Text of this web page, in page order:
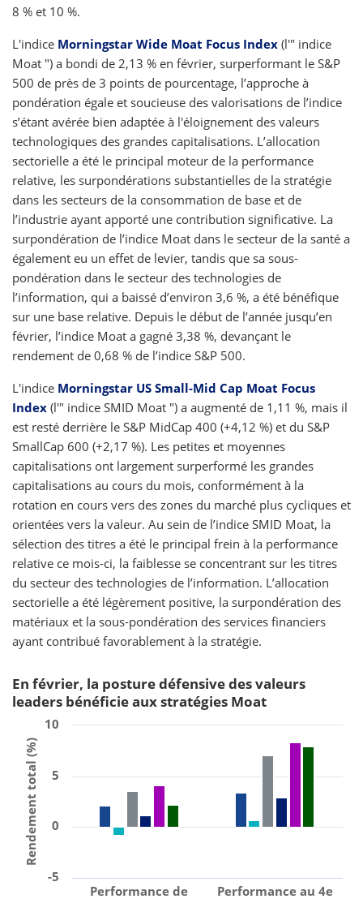
8 % et 10 %.
L'indice Morningstar Wide Moat Focus Index (l'" indice
Moat ") a bondi de 2,13 % en février, surperformant le S&P
500 de près de 3 points de pourcentage, l’approche à
pondération égale et soucieuse des valorisations de l’indice
s’étant avérée bien adaptée à l'éloignement des valeurs
technologiques des grandes capitalisations. L’allocation
sectorielle a été le principal moteur de la performance
relative, les surpondérations substantielles de la stratégie
dans les secteurs de la consommation de base et de
l’industrie ayant apporté une contribution significative. La
surpondération de l’indice Moat dans le secteur de la santé a
également eu un effet de levier, tandis que sa sous-
pondération dans le secteur des technologies de
l’information, qui a baissé d’environ 3,6 %, a été bénéfique
sur une base relative. Depuis le début de l’année jusqu’en
février, l’indice Moat a gagné 3,38 %, devançant le
rendement de 0,68 % de l’indice S&P 500.
L'indice Morningstar US Small-Mid Cap Moat Focus
Index (l'" indice SMID Moat ") a augmenté de 1,11 %, mais il
est resté derrière le S&P MidCap 400 (+4,12 %) et du S&P
SmallCap 600 (+2,17 %). Les petites et moyennes
capitalisations ont largement surperformé les grandes
capitalisations au cours du mois, conformément à la
rotation en cours vers des zones du marché plus cycliques et
orientées vers la valeur. Au sein de l’indice SMID Moat, la
sélection des titres a été le principal frein à la performance
relative ce mois-ci, la faiblesse se concentrant sur les titres
du secteur des technologies de l’information. L’allocation
sectorielle a été légèrement positive, la surpondération des
matériaux et la sous-pondération des services financiers
ayant contribué favorablement à la stratégie.
En février, la posture défensive des valeurs
leaders bénéficie aux stratégies Moat
Rendement total (%)
Performance de
Performance au 4e
0
10
-5
5